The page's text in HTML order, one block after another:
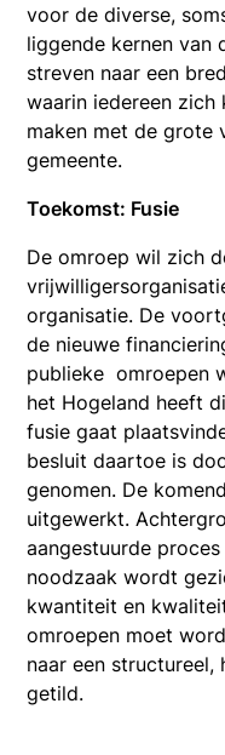
voor de diverse,
liggende kernen van
streven naar een
waarin iedereen zich
maken met de grote
gemeente.
Toekomst: Fusie
De omroep wil zich
organisatie. De
de nieuwe
publieke omroepen
het Hogeland heeft
fusie gaat
besluit daartoe is
genomen. De
uitgewerkt.
aangestuurde
noodzaak wordt
kwantiteit en
omroepen moet
naar een
getild.